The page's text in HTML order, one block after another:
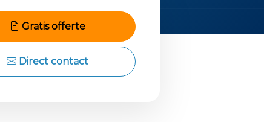
Gratis offerte
Direct contact